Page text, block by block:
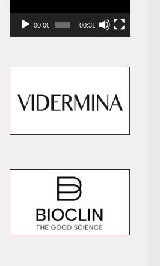
00:00 00:31